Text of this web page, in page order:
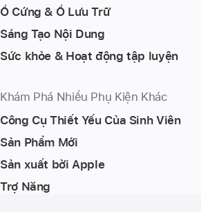
Ổ Cứng & Ổ Lưu Trữ
Sáng Tạo Nội Dung
Sức khỏe & Hoạt động tập luyện
Khám Phá Nhiều Phụ Kiện Khác
Công Cụ Thiết Yếu Của Sinh Viên
Sản Phẩm Mới
Sản xuất bởi Apple
Trợ Năng